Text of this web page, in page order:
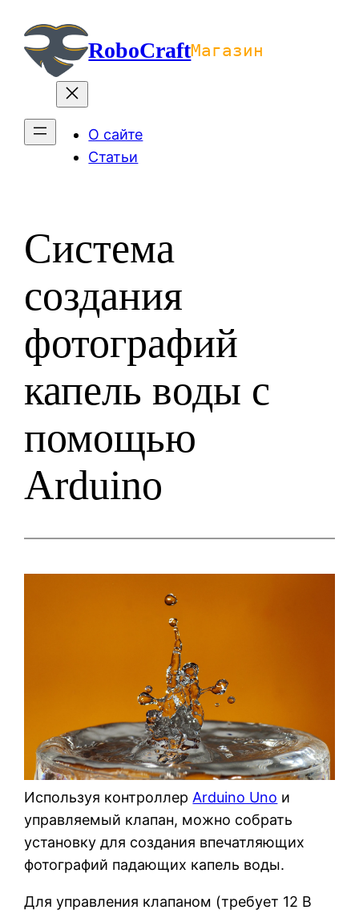
содержимомуRoboCraftМагазин
О сайте
Статьи
Система
создания
фотографий
капель воды с
помощью
Arduino
Используя контроллер Arduino Uno и
управляемый клапан, можно собрать
установку для создания впечатляющих
фотографий падающих капель воды.
Для управления клапаном (требует 12 В